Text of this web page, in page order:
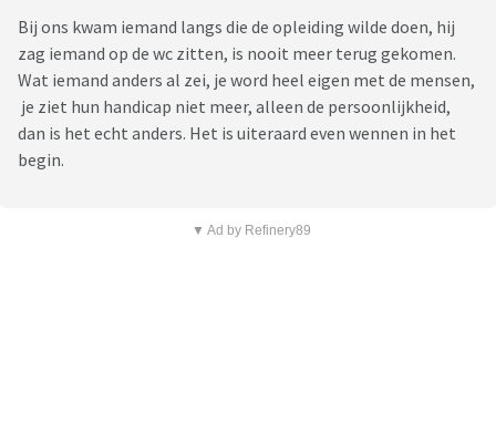
Bij ons kwam iemand langs die de opleiding wilde doen, hij
zag iemand op de wc zitten, is nooit meer terug gekomen.
Wat iemand anders al zei, je word heel eigen met de mensen,
je ziet hun handicap niet meer, alleen de persoonlijkheid,
dan is het echt anders. Het is uiteraard even wennen in het
begin.
▼ Ad by Refinery89